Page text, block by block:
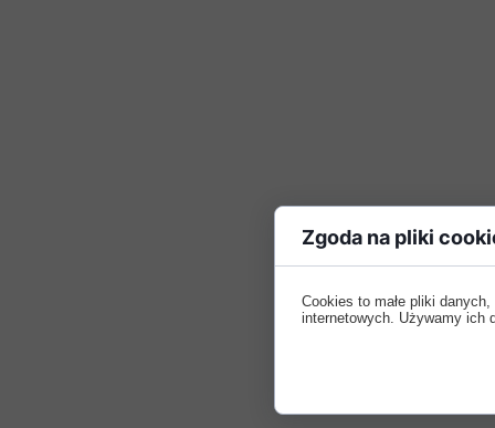
Zgoda na pliki
Cookies to małe pliki
internetowych. Używamy ich